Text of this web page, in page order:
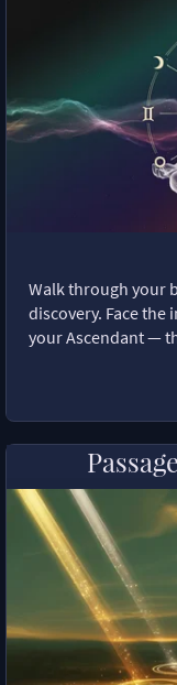
Walk through your
discovery. Face
your Ascendant —